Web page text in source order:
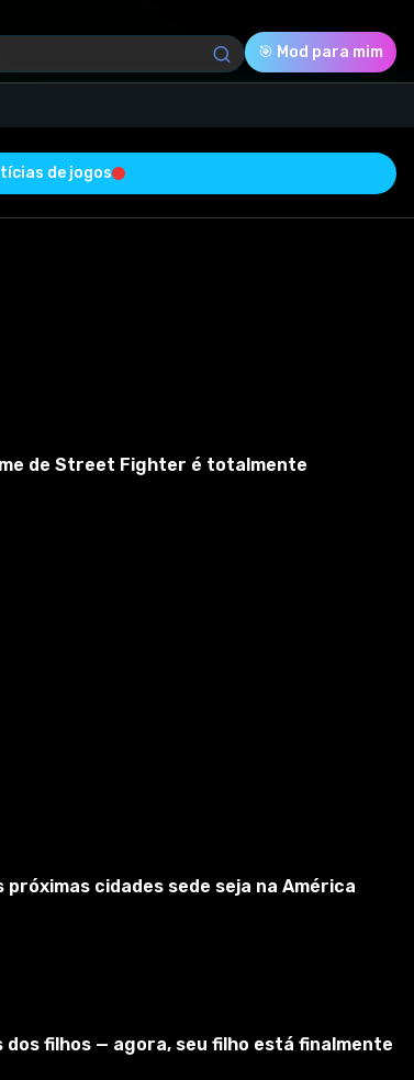
🎯 Mod para mim
e está livre de vírus
(28.88 Kb)
de jogos
de Street Fighter é totalmente
cidades sede seja na América
filhos — agora, seu filho está finalmente